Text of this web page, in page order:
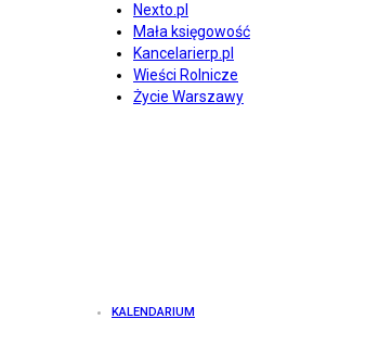
Nexto.pl
Mała księgowość
Kancelarierp.pl
Wieści Rolnicze
Życie Warszawy
KALENDARIUM